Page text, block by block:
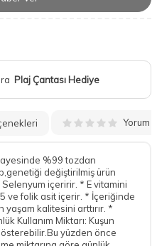
Plaj Çantası Hediye
Yorum
%99 tozdan
değiştirilmiş ürün
Selenyum içeririr. * E vitamini
ve folik asit içerir. * İçeriğinde
yaşam kalitesini arttırır. *
Kullanım Miktarı: Kuşun
yüzden önce